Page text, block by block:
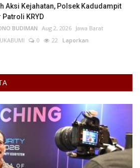
Aksi Kejahatan, Polsek Kadudampit
Patroli KRYD
BUDIMAN Aug 2, 2026 Jawa Barat
0 22 Laporkan